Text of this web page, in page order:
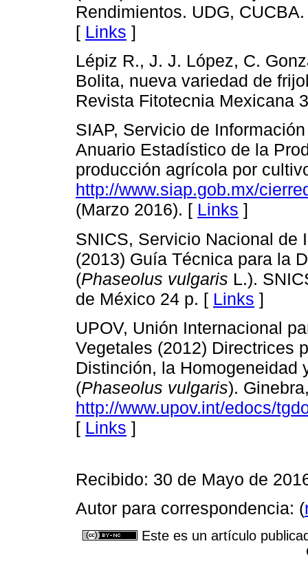
Rendimientos. UDG,
[ Links ]
Lépiz R., J. J. López, C.
Bolita, nueva variedad de
Revista Fitotecnia Mexicana
SIAP, Servicio de
Anuario Estadístico de la
producción agrícola por
http://www.siap.gob.mx/
(Marzo 2016). [ Links ]
SNICS, Servicio Nacional de
(2013) Guía Técnica para la
(Phaseolus vulgaris L.).
de México 24 p. [ Links ]
UPOV, Unión Internacional
Vegetales (2012) Directrices
Distinción, la Homogeneidad
(Phaseolus vulgaris).
http://www.upov.int/edocs/
[ Links ]
Recibido: 30 de Mayo de
Autor para correspondencia: (
Este es un artículo